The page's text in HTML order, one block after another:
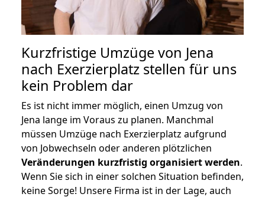
Kurzfristige Umzüge von Jena
nach Exerzierplatz stellen für uns
kein Problem dar
Es ist nicht immer möglich, einen Umzug von
Jena lange im Voraus zu planen. Manchmal
müssen Umzüge nach Exerzierplatz aufgrund
von Jobwechseln oder anderen plötzlichen
Veränderungen kurzfristig organisiert werden.
Wenn Sie sich in einer solchen Situation befinden,
keine Sorge! Unsere Firma ist in der Lage, auch